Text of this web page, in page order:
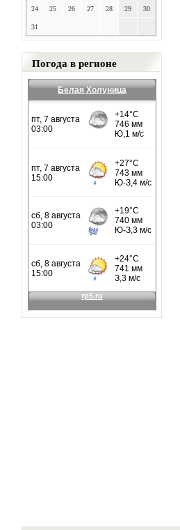
24 25 26 27 28 29 30
31
Погода в регионе
Белая Холуница